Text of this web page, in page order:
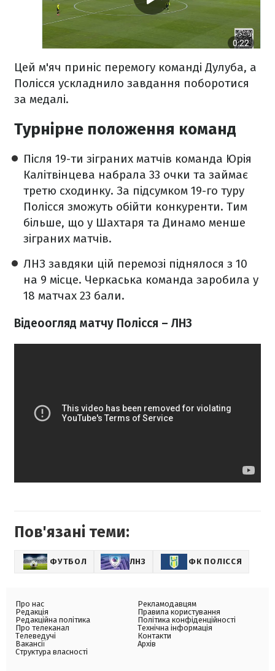
Цей м'яч приніс перемогу команді Дулуба, а
Полісся ускладнило завдання поборотися
за медалі.
Турнірне положення команд
Після 19-ти зіграних матчів команда Юрія
Калітвінцева набрала 33 очки та займає
третю сходинку. За підсумком 19-го туру
Полісся зможуть обійти конкуренти. Тим
більше, що у Шахтаря та Динамо менше
зіграних матчів.
ЛНЗ завдяки цій перемозі піднялося з 10
на 9 місце. Черкаська команда заробила у
18 матчах 23 бали.
Відеоогляд матчу Полісся – ЛНЗ
Пов'язані теми:
ФУТБОЛ ЛНЗ ФК ПОЛІССЯ
Про нас
Редакція
Редакційна політика
Про телеканал
Телеведучі
Вакансії
Структура власності
Рекламодавцям
Правила користування
Політика конфіденційності
Технічна інформація
Контакти
Архів